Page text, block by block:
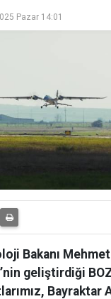
Pazar 14:01
Bakanı
geliştirdiği
Bayraktar